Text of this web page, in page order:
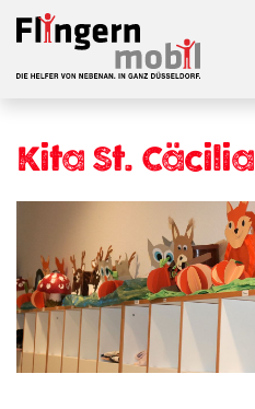
Kita St. Cäcilia